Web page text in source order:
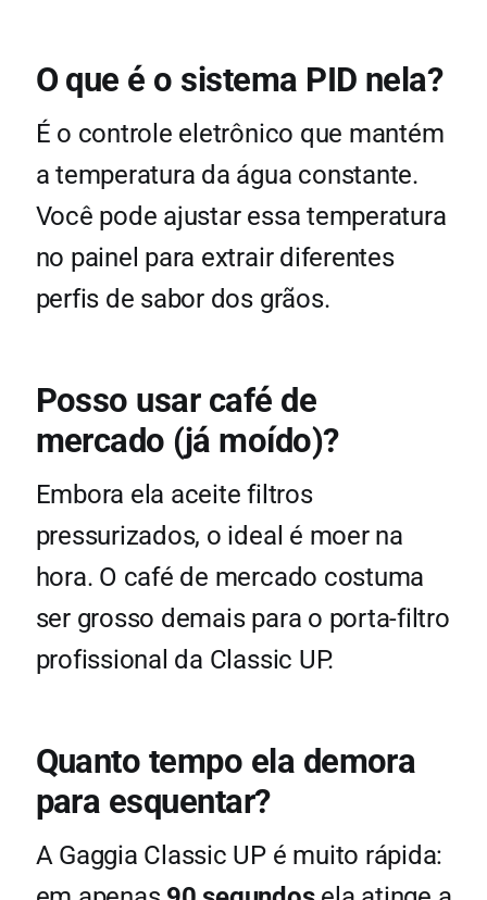
O que é o sistema PID nela?
É o controle eletrônico que mantém
a temperatura da água constante.
Você pode ajustar essa temperatura
no painel para extrair diferentes
perfis de sabor dos grãos.
Posso usar café de
mercado (já moído)?
Embora ela aceite filtros
pressurizados, o ideal é moer na
hora. O café de mercado costuma
ser grosso demais para o porta-filtro
profissional da Classic UP.
Quanto tempo ela demora
para esquentar?
A Gaggia Classic UP é muito rápida: